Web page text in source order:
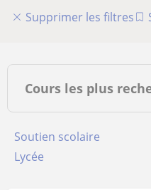
Supprimer les filtres
Cours les plus
Soutien scolaire
Lycée